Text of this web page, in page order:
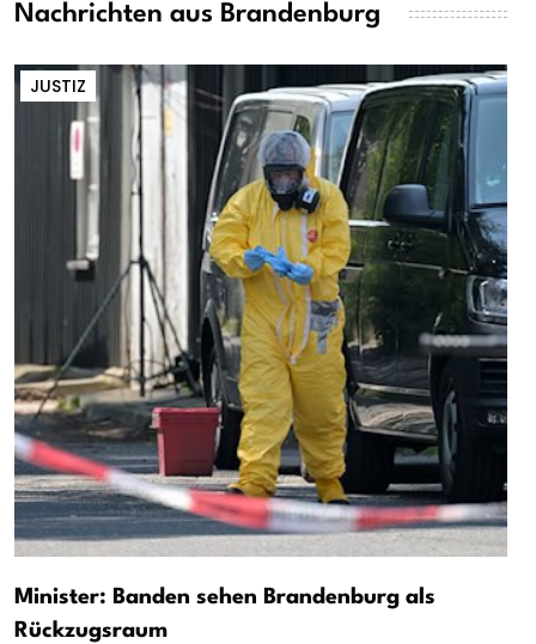
Nachrichten aus Brandenburg
JUSTIZ
Minister: Banden sehen Brandenburg als
Rückzugsraum